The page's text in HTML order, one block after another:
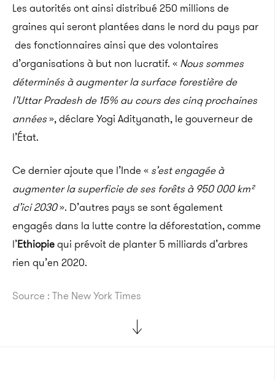
Les autorités ont ainsi distribué 250 millions de
graines qui seront plantées dans le nord du pays par
des fonctionnaires ainsi que des volontaires
d’organisations à but non lucratif. « Nous sommes
déterminés à augmenter la surface forestière de
l’Uttar Pradesh de 15% au cours des cinq prochaines
années», déclare Yogi Adityanath, le gouverneur de
l’État.
Ce dernier ajoute que l’Inde « s’est engagée à
augmenter la superficie de ses forêts à 950 000 km²
d’ici 2030». D’autres pays se sont également
engagés dans la lutte contre la déforestation, comme
l’Ethiopiequi prévoit de planter 5 milliards d’arbres
rien qu’en 2020.
Source : The New York Times